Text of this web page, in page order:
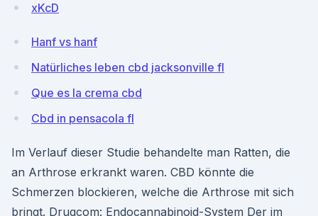
xKcD
Hanf vs hanf
Natürliches leben cbd jacksonville fl
Que es la crema cbd
Cbd in pensacola fl
Im Verlauf dieser Studie behandelte man Ratten, die
an Arthrose erkrankt waren. CBD könnte die
Schmerzen blockieren, welche die Arthrose mit sich
bringt. Drugcom: Endocannabinoid-System Der im